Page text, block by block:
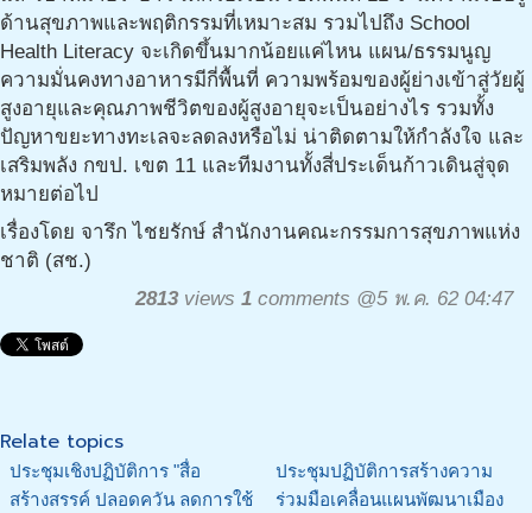
ด้านสุขภาพและพฤติกรรมที่เหมาะสม รวมไปถึง School
Health Literacy จะเกิดขึ้นมากน้อยแค่ไหน แผน/ธรรมนูญ
ความมั่นคงทางอาหารมีกี่พื้นที่ ความพร้อมของผู้ย่างเข้าสู่วัยผู้
สูงอายุและคุณภาพชีวิตของผู้สูงอายุจะเป็นอย่างไร รวมทั้ง
ปัญหาขยะทางทะเลจะลดลงหรือไม่ น่าติดตามให้กำลังใจ และ
เสริมพลัง กขป. เขต 11 และทีมงานทั้งสี่ประเด็นก้าวเดินสู่จุด
หมายต่อไป
เรื่องโดย จารึก ไชยรักษ์ สำนักงานคณะกรรมการสุขภาพแห่ง
ชาติ (สช.)
2813views 1 comments @5 พ.ค. 62 04:47
Relate topics
ประชุมเชิงปฏิบัติการ "สื่อ
สร้างสรรค์ ปลอดควัน ลดการใช้
ประชุมปฏิบัติการสร้างความ
ร่วมมือเคลื่อนแผนพัฒนาเมือง